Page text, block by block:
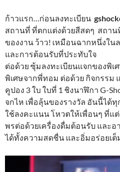
ก้าวแรก…ก่อนลงทะเบียน
สถานที่ ที่ตกแต่งด้วยสีสดๆ สถา
ของงาน ว้าว! เหมือนฉากหนึ่งใ
และการต้อนรับที่ประทับใจ
ต่อด้วย ซุ้มลงทะเบียนแจกของพิเ
พิเศษจากพี่ทอม ต่อด้วย กิจกรรม
คูปอง 3 ใบ ใบที่ 1 ชิงนาฬิกา G-
จกไห เพื่อลุ้นของรางวัล อันนี้ได้
ใช้ลงคะแนน โหวตให้เพื่อนๆ ที่แ
พรต่อด้วยเครื่องดื่มต้อนรับ และ
ได้ทั้งความสดชื่น และอิ่มอร่อยเต็